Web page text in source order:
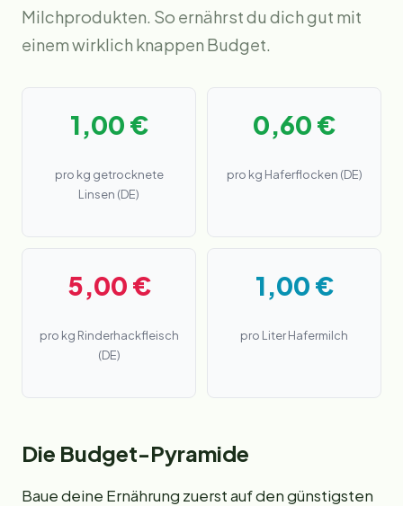
Milchprodukten. So ernährst du dich gut mit
einem wirklich knappen Budget.
1,00 €
pro kg getrocknete
Linsen (DE)
0,60 €
pro kg Haferflocken (DE)
5,00 €
pro kg Rinderhackfleisch
(DE)
1,00 €
pro Liter Hafermilch
Die Budget-Pyramide
Baue deine Ernährung zuerst auf den günstigsten